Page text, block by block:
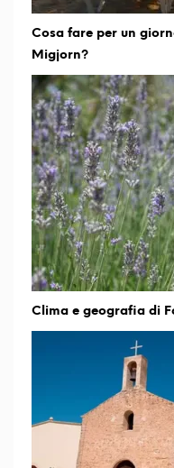
Cosa fare per un
Migjorn?
Clima e geografia di